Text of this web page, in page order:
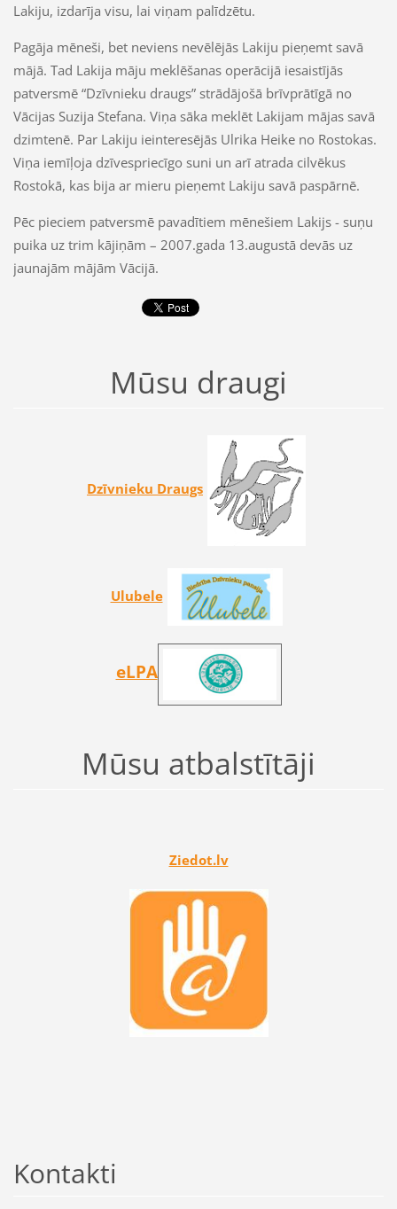
Lakiju, izdarīja visu, lai viņam palīdzētu.
Pagāja mēneši, bet neviens nevēlējās Lakiju pieņemt savā
mājā. Tad Lakija māju meklēšanas operācijā iesaistījās
patversmē “Dzīvnieku draugs” strādājošā brīvprātīgā no
Vācijas Suzija Stefana. Viņa sāka meklēt Lakijam mājas savā
dzimtenē. Par Lakiju ieinteresējās Ulrika Heike no Rostokas.
Viņa iemīļoja dzīvespriecīgo suni un arī atrada cilvēkus
Rostokā, kas bija ar mieru pieņemt Lakiju savā paspārnē.
Pēc pieciem patversmē pavadītiem mēnešiem Lakijs - suņu
puika uz trim kājiņām – 2007.gada 13.augustā devās uz
jaunajām mājām Vācijā.
Mūsu draugi
Dzīvnieku Draugs
Ulubele
eLPA
Mūsu atbalstītāji
Ziedot.lv
Kontakti